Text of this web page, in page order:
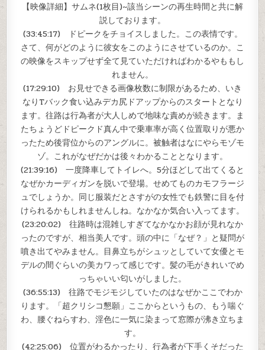
【映像詳細】サムネ(1枚目)~該当シーンの再生時間と共に解
説しております。
(33:45:17) ドピークをチョイスしました。この表情です。
さて、何がどのように彼女をこのようにさせているのか。こ
の映像をスキップせず全て見ていただければわかるやももし
れません。
(17:29:10) お見せできる画像枚数に制限があるため、いき
なりTバック食い込みデカ尻ドアップからのスタートとなり
ます。往路は行為者が大人しめで地味な責めが続きます。ま
たちょうどドピークド真ん中で乗車率が高く位置取りが悪か
ったため後背位からのアングルに。被触者はなにやらモゾモ
ゾ。これがなぜだかは後々わかることとなります。
(21:39:16) 一度降車してトイレへ。5分ほどして出てくると
なぜかカーディガンを脱いで登場。せめてものカモフラージ
ュでしょうか。同じ服装だとさすがの女性でも鉄警に目を付
けられるかもしれませんしね。なかなか気合い入ってます。
(23:20:02) 往路時は混雑しすぎてなかなかお顔が見れなか
ったのですが、相当美人です。頭の中に「なぜ？」と疑問が
噴き出てやみません。目鼻立ちがシュッとしていて女優とモ
デルの間ぐらいの美カワって感じです。髪の毛がきれいでめ
っちゃいい匂いがしました。
(36:55:13) 往路でモジモジしていたのはなぜかここでわか
ります。「超クリシコ懇願」ここからというもの、もう喘ぐ
わ、腰ぐねらすわ、淫色に一気に染まって窓際が沸き立ちま
す。
(42:25:06) 位置がわるかったり、行為者が下手くそだった